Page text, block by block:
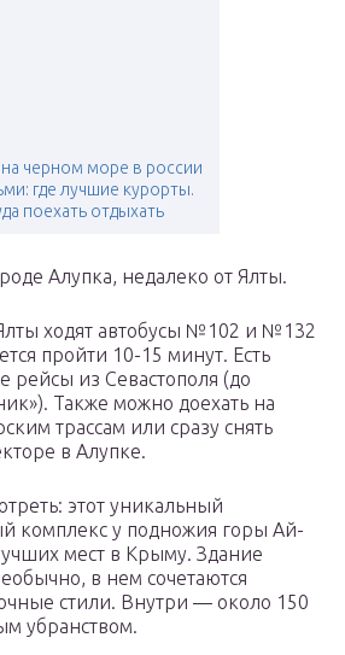
черном море в россии
где лучшие курорты.
поехать отдыхать
Алупка, недалеко от Ялты.
ходят автобусы №102 и №132
пройти 10-15 минут. Есть
рейсы из Севастополя (до
Также можно доехать на
трассам или сразу снять
в Алупке.
этот уникальный
комплекс у подножия горы Ай-
мест в Крыму. Здание
в нем сочетаются
стили. Внутри — около 150
убранством.